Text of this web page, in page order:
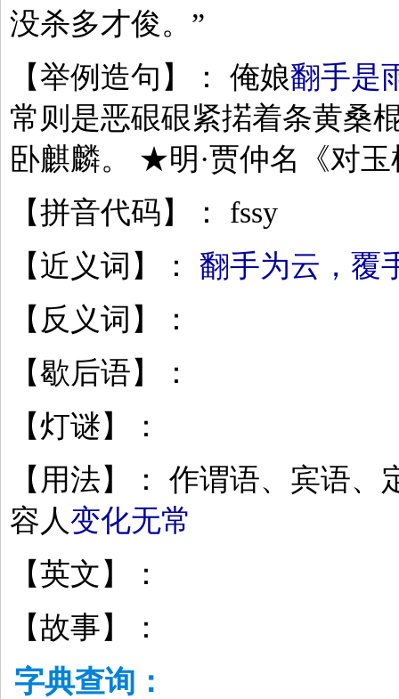
没杀多才俊。”
【举例造句】： 俺娘翻手是
常则是恶硍硍紧掿着条黄桑
卧麒麟。 ★明·贾仲名《对
【拼音代码】： fssy
【近义词】： 翻手为云，覆
【反义词】：
【歇后语】：
【灯谜】：
【用法】： 作谓语、宾语、
容人变化无常
【英文】：
【故事】：
字典查询：